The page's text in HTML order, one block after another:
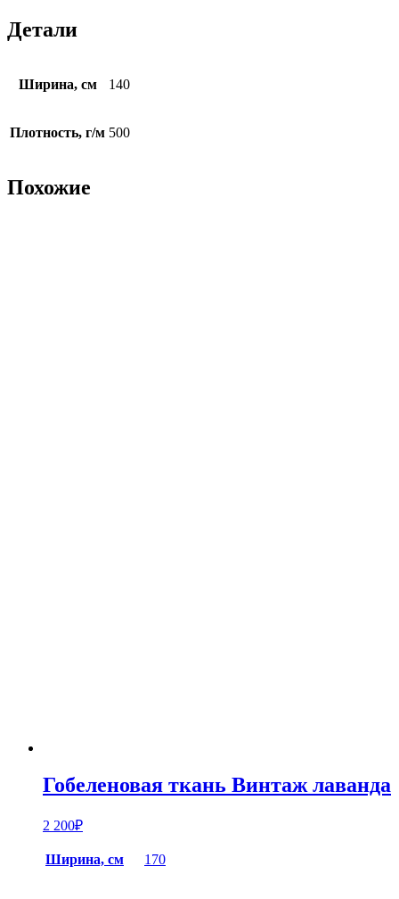
Детали
Ширина, см 140
Плотность, г/м 500
Похожие
Гобеленовая ткань Винтаж лаванда
2 200₽
Ширина, см 170